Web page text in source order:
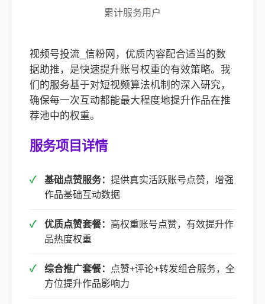
累计服务用户
视频号投流_信粉网，优质内容配合适当的数
据助推，是快速提升账号权重的有效策略。我
们的服务基于对短视频算法机制的深入研究，
确保每一次互动都能最大程度地提升作品在推
荐池中的权重。
服务项目详情
基础点赞服务： 提供真实活跃账号点赞，增强
作品基础互动数据
优质点赞套餐： 高权重账号点赞，有效提升作
品热度权重
综合推广套餐：
点赞+评论+转发组合服务，全
方位提升作品影响力